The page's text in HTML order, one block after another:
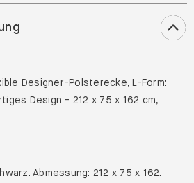
Designer-Polsterecke, L-Form:
Design - 212 x 75 x 162 cm,
Abmessung: 212 x 75 x 162.